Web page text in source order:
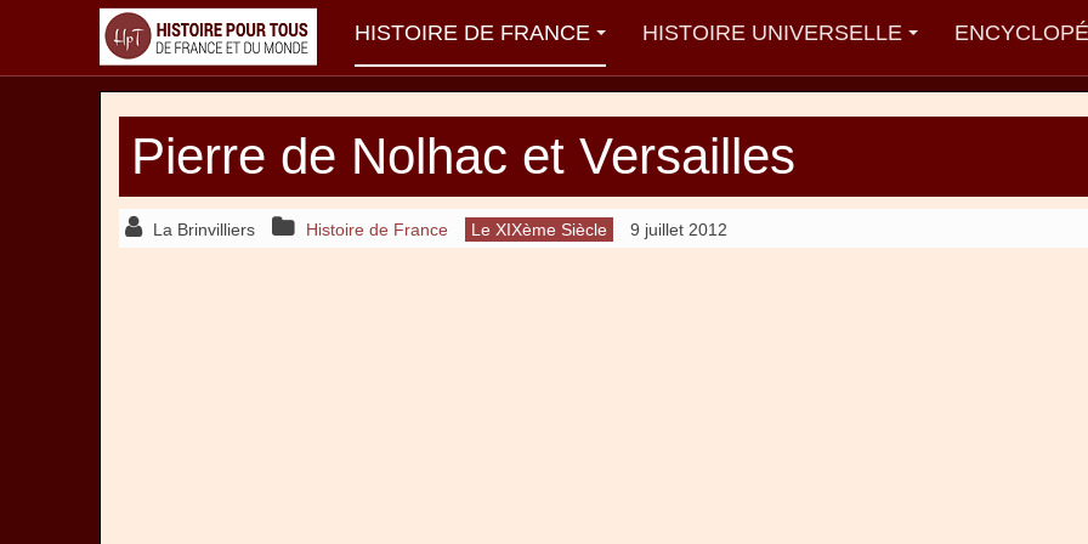
HISTOIRE DE FRANCE HISTOIRE UNIVERSELLE
Pierre de Nolhac et Versailles
La Brinvilliers Histoire de France Le XIXème Siècle 9 juillet 2012